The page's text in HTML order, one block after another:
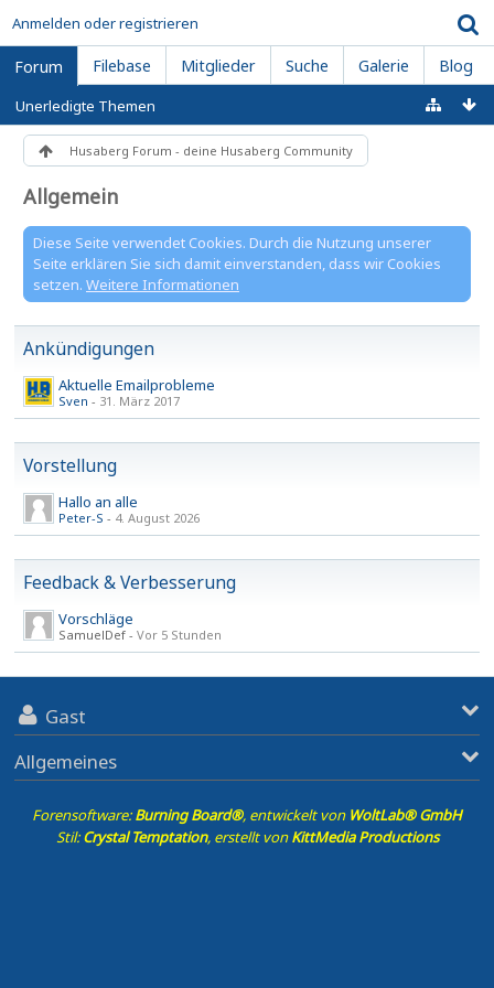
Anmelden oder registrieren
Forum Filebase Mitglieder Suche Galerie Blog
Unerledigte Themen
Husaberg Forum - deine Husaberg Community
Allgemein
Diese Seite verwendet Cookies. Durch die Nutzung unserer
Seite erklären Sie sich damit einverstanden, dass wir Cookies
setzen. Weitere Informationen
Ankündigungen
Aktuelle Emailprobleme
Sven - 31. März 2017
Vorstellung
Hallo an alle
Peter-S - 4. August 2026
Feedback & Verbesserung
Vorschläge
SamuelDef - Vor 5 Stunden
Gast
Allgemeines
Forensoftware:Burning Board®, entwickelt von WoltLab® GmbH
Stil:Crystal Temptation, erstellt vonKittMedia Productions